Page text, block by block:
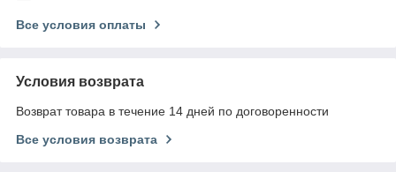
Все условия оплаты
Условия возврата
Возврат товара в течение 14 дней по договоренности
Все условия возврата